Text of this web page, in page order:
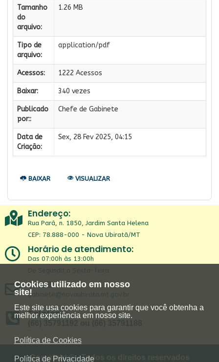
Cookies utilizado em nosso
site!
Este site usa cookies para garantir que você obtenha a
melhor experiência em nosso site.
Política de Cookies
Política de Privacidade
Tamanho
do
arquivo:
1.26 MB
Tipo de
arquivo:
application/pdf
Acessos: 1222 Acessos
Baixar: 340 vezes
Publicado
por::
Chefe de Gabinete
Data de
Criação:
Sex, 28 Fev 2025, 04:15
BAIXAR VISUALIZAR
Endereço:
Rua Pará, n. 1850, Jardim Santa Helena
CEP: 78.888-000 - Nova Ubiratã/MT
Horário de atendimento:
Das 07:00h às 13:00h
De Segunda a Sexta-feira
Email:
gabinete@novaubirata.mt.gov.br
Telefone:
(66) 35791192 ou (66) 35791188
Copyright © - Todos os direitos reservados